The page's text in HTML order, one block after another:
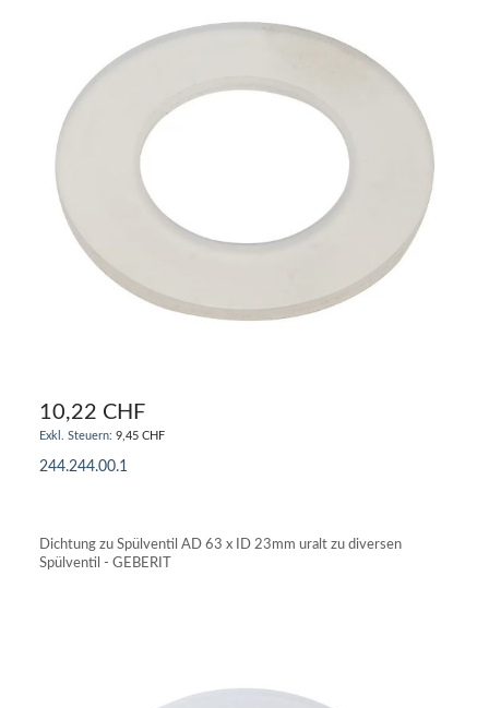
10,22 CHF
9,45 CHF
244.244.00.1
Dichtung zu Spülventil AD 63 x ID 23mm uralt zu diversen
Spülventil - GEBERIT